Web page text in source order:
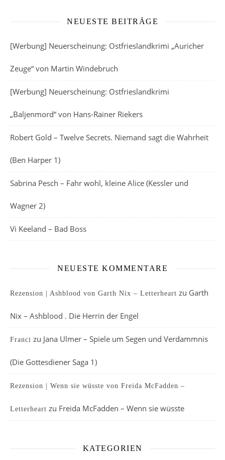
NEUESTE BEITRÄGE
[Werbung] Neuerscheinung: Ostfrieslandkrimi „Auricher
Zeuge“ von Martin Windebruch
[Werbung] Neuerscheinung: Ostfrieslandkrimi
„Baljenmord“ von Hans-Rainer Riekers
Robert Gold – Twelve Secrets. Niemand sagt die Wahrheit
(Ben Harper 1)
Sabrina Pesch – Fahr wohl, kleine Alice (Kessler und
Wagner 2)
Vi Keeland – Bad Boss
NEUESTE KOMMENTARE
Rezension | Ashblood von Garth Nix – Letterheart zu Garth
Nix – Ashblood . Die Herrin der Engel
Franci zu Jana Ulmer – Spiele um Segen und Verdammnis
(Die Gottesdiener Saga 1)
Rezension | Wenn sie wüsste von Freida McFadden –
Letterheart zu Freida McFadden – Wenn sie wüsste
KATEGORIEN